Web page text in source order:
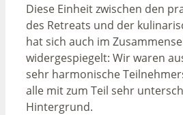
Diese Einheit zwischen den
des Retreats und der
hat sich auch im
widergespiegelt: Wir waren
sehr harmonische
alle mit zum Teil sehr
Hintergrund.